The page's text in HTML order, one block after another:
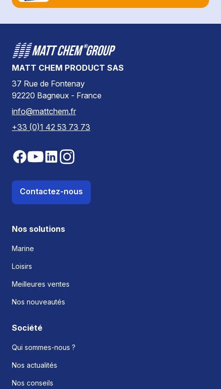
MATT CHEM PRODUCT SAS
37 Rue de Fontenay
92220 Bagneux - France
info@mattchem.fr
+33 (0)1 42 53 73 73
Contactez-nous
Nos solutions
Marine
Loisirs
Meilleures ventes
Nos nouveautés
Société
Qui sommes-nous ?
Nos actualités
Nos conseils